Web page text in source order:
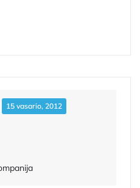
15 vasario, 2012